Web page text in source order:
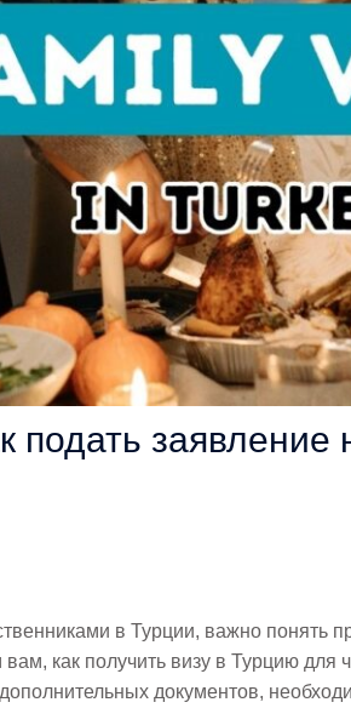
подать заявление
в Турции, важно понять
как получить визу в Турцию
документов,